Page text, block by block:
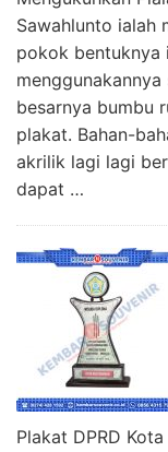
Sawahlunto ialah
pokok bentuknya
besarnya bumbu
plakat. Bahan-
akrilik lagi lagi
dapat …
Plakat DPRD